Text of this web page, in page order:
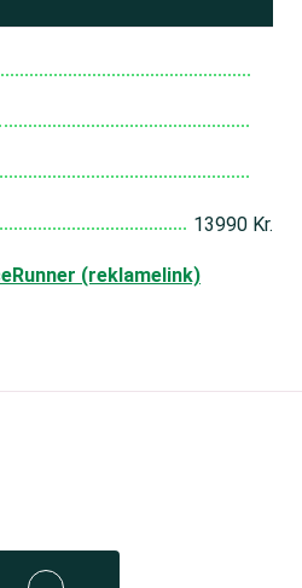
13990 Kr.
(reklamelink)